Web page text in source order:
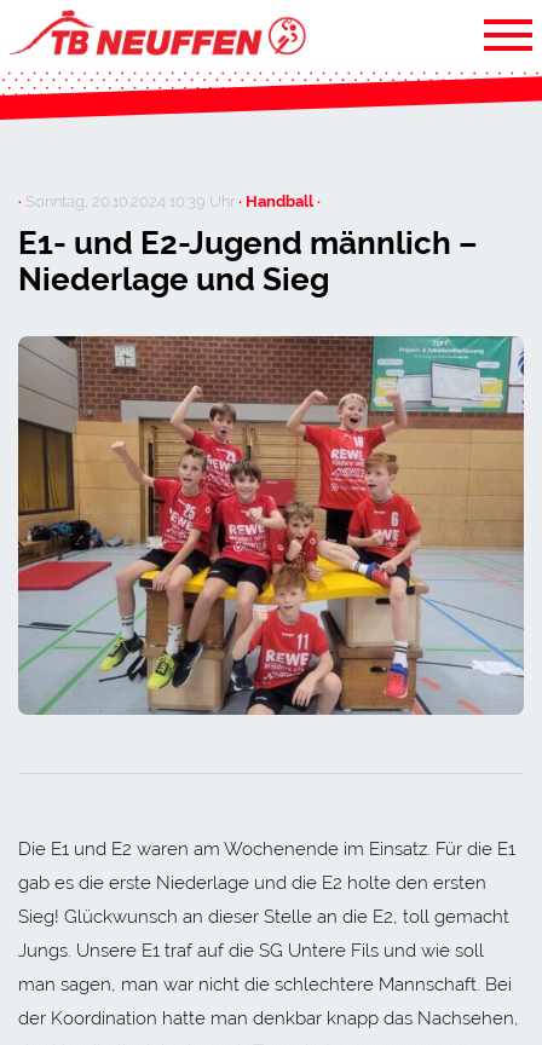
· Sonntag, 20.10.2024 10:39 Uhr· Handball ·
E1- und E2-Jugend männlich –
Niederlage und Sieg
Die E1 und E2 waren am Wochenende im Einsatz. Für die E1
gab es die erste Niederlage und die E2 holte den ersten
Sieg! Glückwunsch an dieser Stelle an die E2, toll gemacht
Jungs. Unsere E1 traf auf die SG Untere Fils und wie soll
man sagen, man war nicht die schlechtere Mannschaft. Bei
der Koordination hatte man denkbar knapp das Nachsehen,